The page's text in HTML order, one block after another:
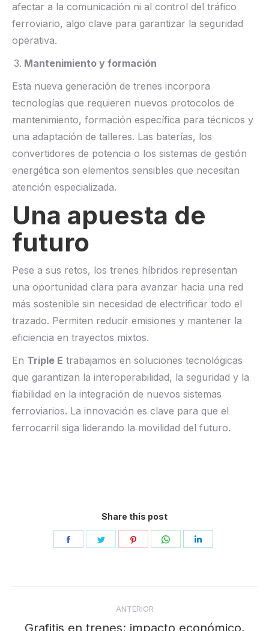
afectar a la comunicación ni al control del tráfico
ferroviario, algo clave para garantizar la seguridad
operativa.
Mantenimiento y formación
Esta nueva generación de trenes incorpora
tecnologías que requieren nuevos protocolos de
mantenimiento, formación específica para técnicos y
una adaptación de talleres. Las baterías, los
convertidores de potencia o los sistemas de gestión
energética son elementos sensibles que necesitan
atención especializada.
Una apuesta de
futuro
Pese a sus retos, los trenes híbridos representan
una oportunidad clara para avanzar hacia una red
más sostenible sin necesidad de electrificar todo el
trazado. Permiten reducir emisiones y mantener la
eficiencia en trayectos mixtos.
En Triple E trabajamos en soluciones tecnológicas
que garantizan la interoperabilidad, la seguridad y la
fiabilidad en la integración de nuevos sistemas
ferroviarios. La innovación es clave para que el
ferrocarril siga liderando la movilidad del futuro.
Share this post
Share
Share
Share
Share
Navegación
ANTERIOR
Grafitis en trenes: impacto económico,